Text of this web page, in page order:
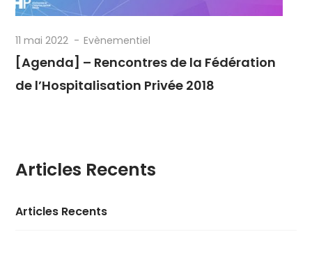
11 mai 2022 Evènementiel
[Agenda] – Rencontres de la Fédération
de l’Hospitalisation Privée 2018
Articles Recents
Articles Recents